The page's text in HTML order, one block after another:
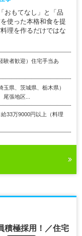
おもてなし」と「品
使った本格和食を提
理を作るだけではな
験者歓迎）住宅手当あ
県、茨城県、栃木県）
張地区...
33万9000円以上（料理
積極採用！／住宅